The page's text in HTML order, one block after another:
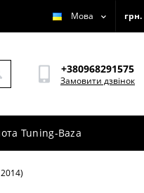
Мова грн.
+380968291575
Замовити дзвінок
Tuning-Baza